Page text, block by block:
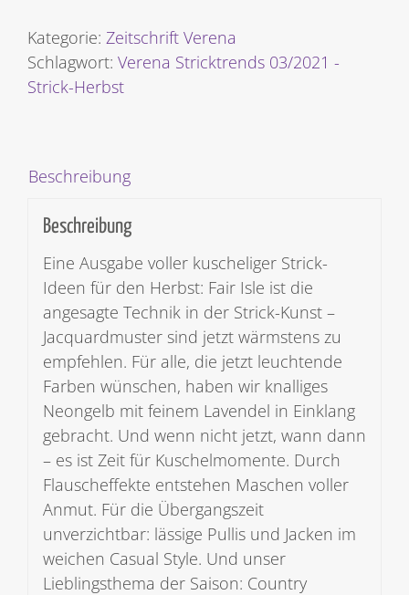
-
Strick-
Herbst
Kategorie: Zeitschrift Verena
Schlagwort: Verena Stricktrends 03/2021 -
Strick-Herbst
Beschreibung
Beschreibung
Eine Ausgabe voller kuscheliger Strick-
Ideen für den Herbst: Fair Isle ist die
angesagte Technik in der Strick-Kunst –
Jacquardmuster sind jetzt wärmstens zu
empfehlen. Für alle, die jetzt leuchtende
Farben wünschen, haben wir knalliges
Neongelb mit feinem Lavendel in Einklang
gebracht. Und wenn nicht jetzt, wann dann
– es ist Zeit für Kuschelmomente. Durch
Flauscheffekte entstehen Maschen voller
Anmut. Für die Übergangszeit
unverzichtbar: lässige Pullis und Jacken im
weichen Casual Style. Und unser
Lieblingsthema der Saison: Country